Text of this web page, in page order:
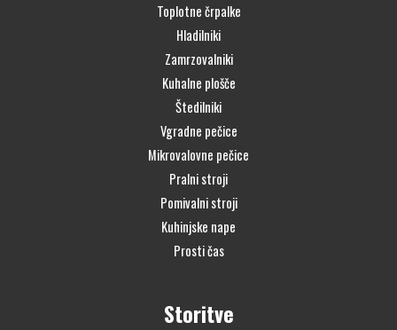
Toplotne črpalke
Hladilniki
Zamrzovalniki
Kuhalne plošče
Štedilniki
Vgradne pečice
Mikrovalovne pečice
Pralni stroji
Pomivalni stroji
Kuhinjske nape
Prosti čas
Storitve